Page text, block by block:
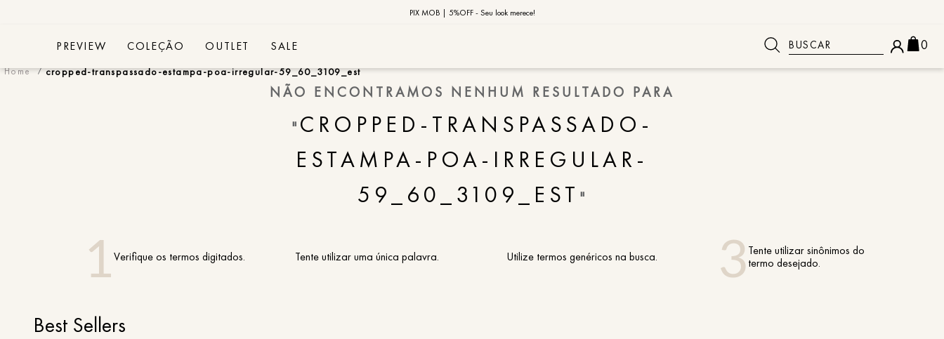
PIX MOB | 5%OFF - Seu look merece!
10% OFF na primeira compra | Cupom: BEMVINDO10*
MOB | Preview Índia
PREVIEW COLEÇÃO OUTLET SALE Buscar 0
cropped-transpassado-estampa-poa-irregular-59_60_3109_est
NÃO ENCONTRAMOS NENHUM RESULTADO PARA
" CROPPED-TRANSPASSADO-
ESTAMPA-POA-IRREGULAR-
59_60_3109_EST "
Verifique os termos digitados. Tente utilizar uma única palavra. Utilize termos genéricos na busca.
Tente utilizar sinônimos do
termo desejado.
Best Sellers
TERMOS MAIS BUSCADOS
1 vestido
º